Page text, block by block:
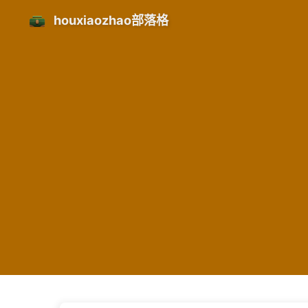
houxiaozhao部落格